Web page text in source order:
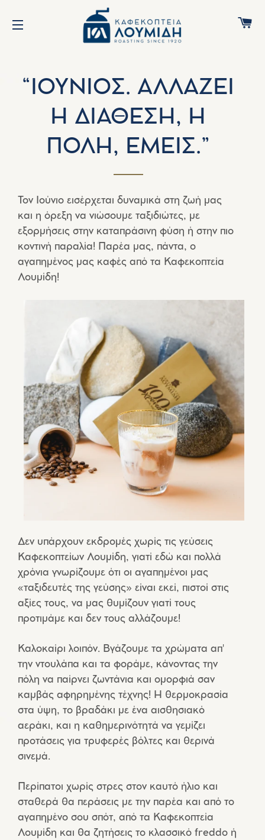
SITE NAVIGATION
“ΙΟΥΝΙΟΣ. ΑΛΛΑΖΕΙ
Η ΔΙΑΘΕΣΗ, Η
ΠΟΛΗ, ΕΜΕΙΣ.”
Τον Ιούνιο εισέρχεται δυναμικά στη ζωή μας
και η όρεξη να νιώσουμε ταξιδιώτες, με
εξορμήσεις στην καταπράσινη φύση ή στην πιο
κοντινή παραλία! Παρέα μας, πάντα, ο
αγαπημένος μας καφές από τα Καφεκοπτεία
Λουμίδη!
Δεν υπάρχουν εκδρομές χωρίς τις γεύσεις
Καφεκοπτείων Λουμίδη, γιατί εδώ και πολλά
χρόνια γνωρίζουμε ότι οι αγαπημένοι μας
«ταξιδευτές της γεύσης» είναι εκεί, πιστοί στις
αξίες τους, να μας θυμίζουν γιατί τους
προτιμάμε και δεν τους αλλάζουμε!
Καλοκαίρι λοιπόν. Βγάζουμε τα χρώματα απ'
την ντουλάπα και τα φοράμε, κάνοντας την
πόλη να παίρνει ζωντάνια και ομορφιά σαν
καμβάς αφηρημένης τέχνης! Η θερμοκρασία
στα ύψη, το βραδάκι με ένα αισθησιακό
αεράκι, και η καθημερινότητά να γεμίζει
προτάσεις για τρυφερές βόλτες και θερινά
σινεμά.
Περίπατοι χωρίς στρες στον καυτό ήλιο και
σταθερά θα περάσεις με την παρέα και από το
αγαπημένο σου σπότ, από τα Καφεκοπτεία
Λουμίδη και θα ζητήσεις το κλασσικό freddo ή